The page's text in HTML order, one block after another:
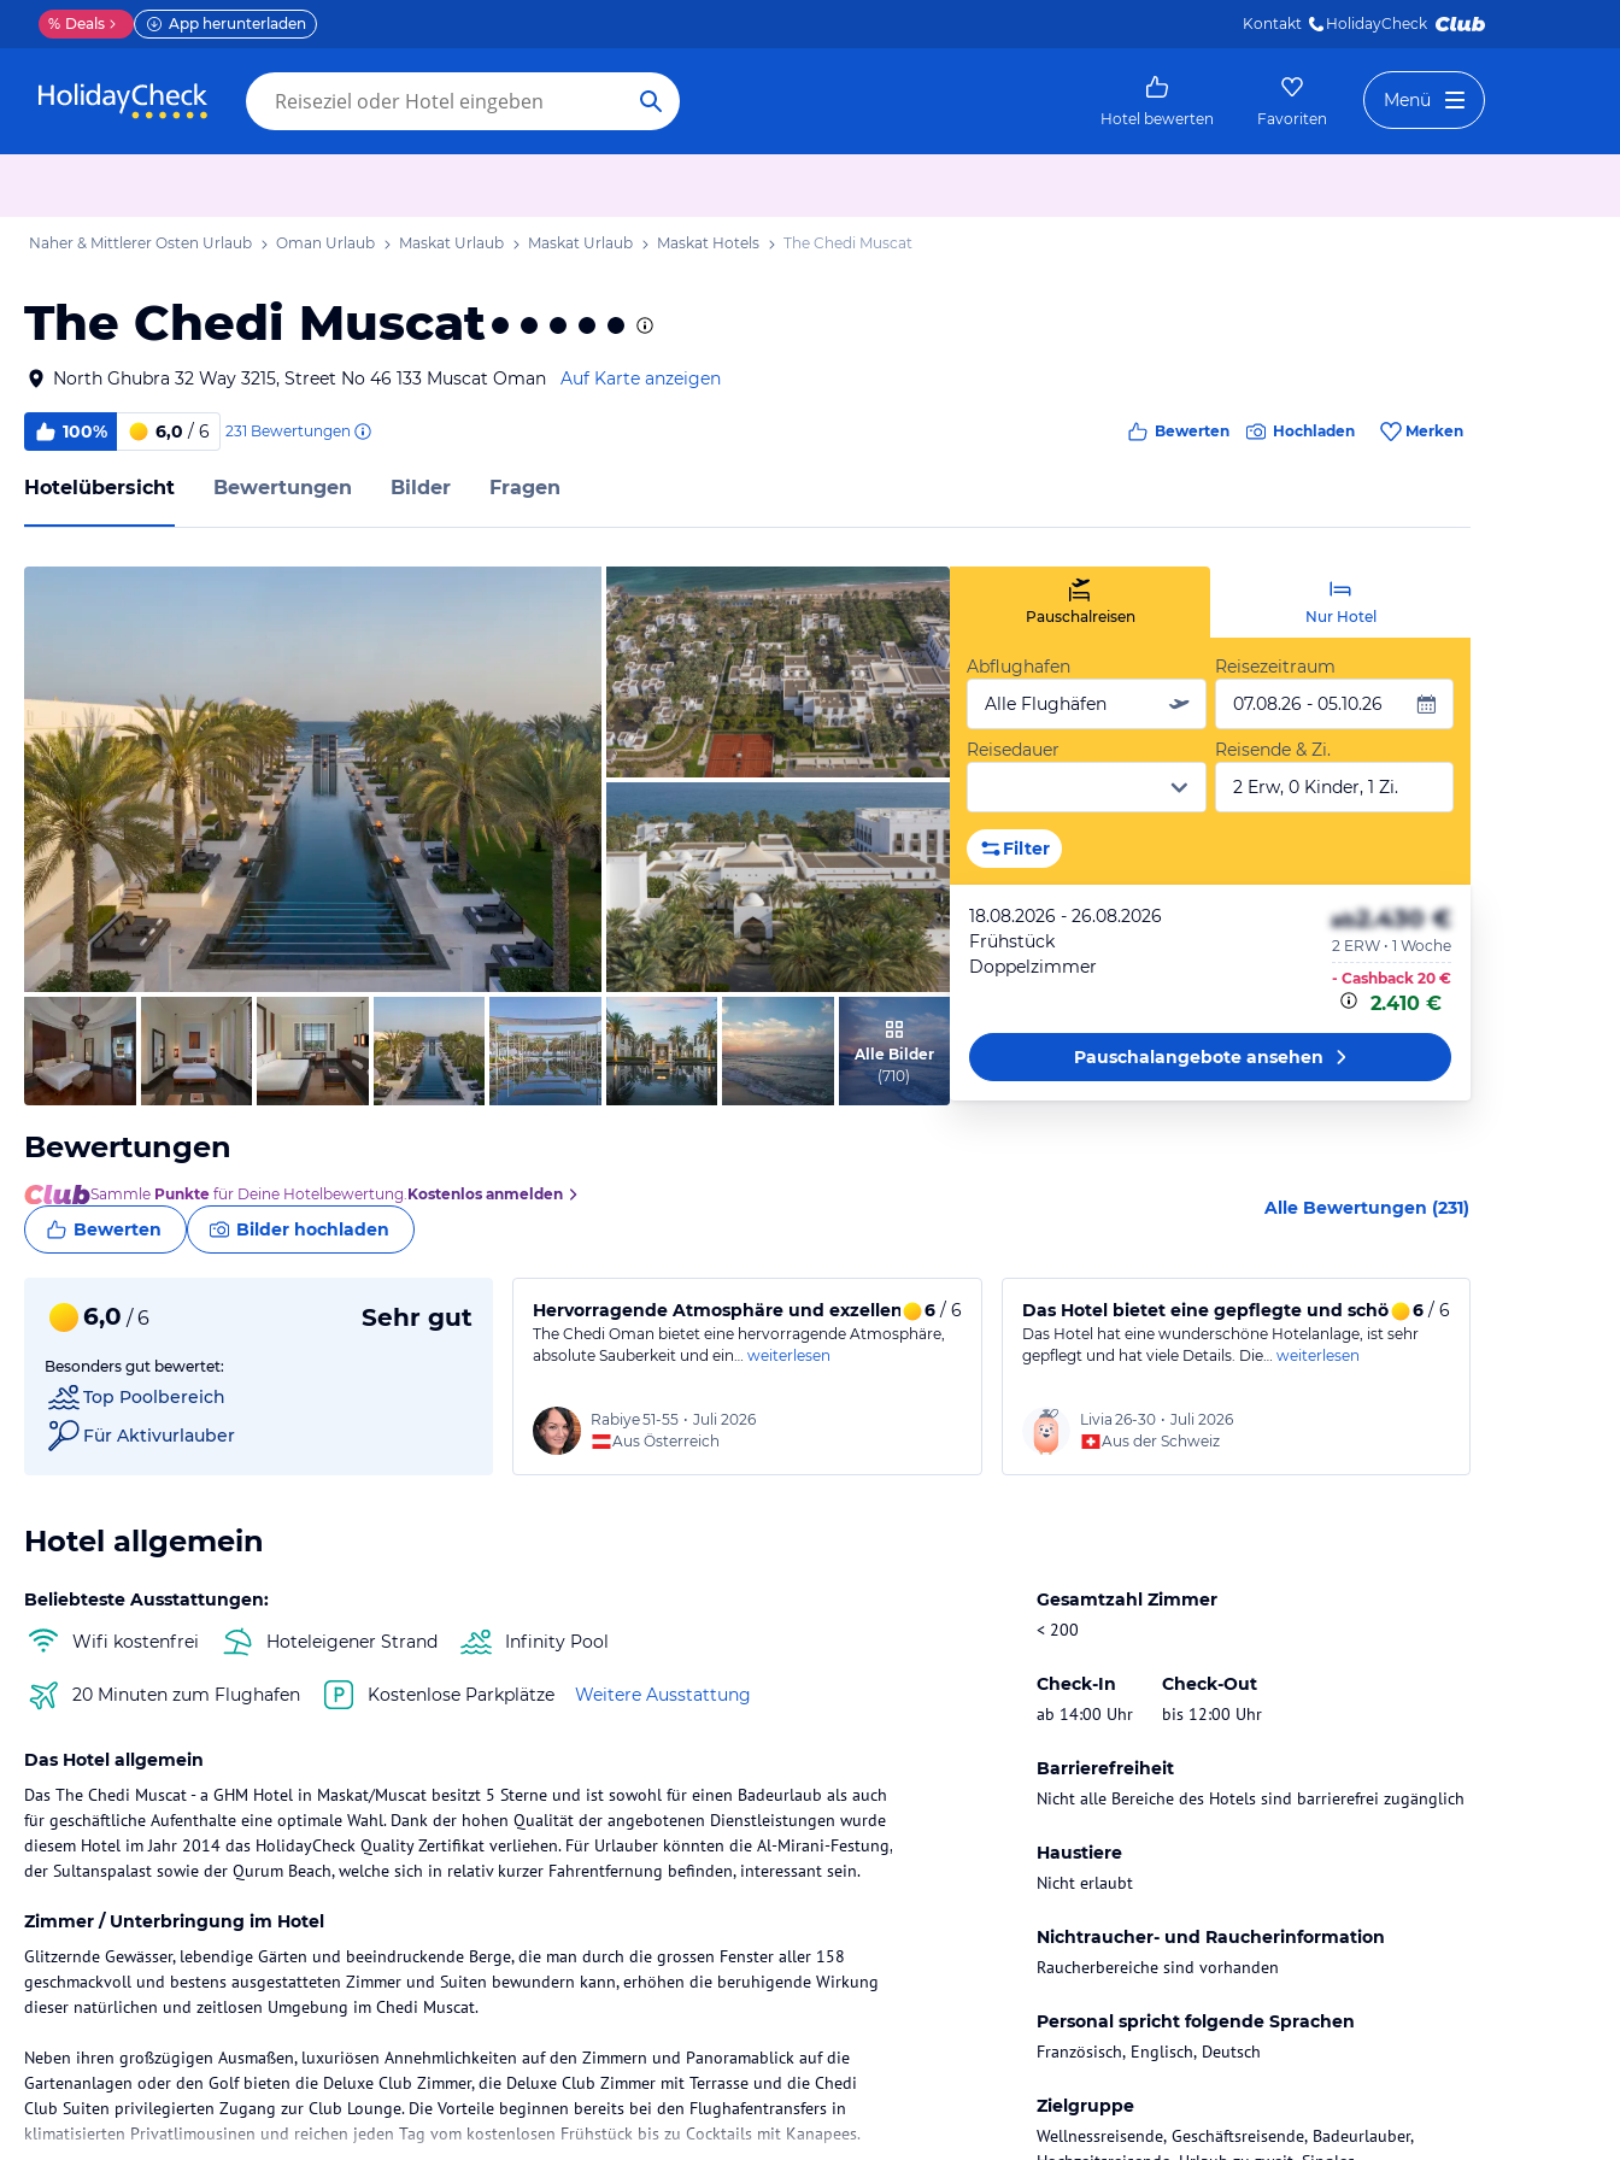
% Deals App herunterladen Kontakt HolidayCheck
Hotel bewerten Favoriten
Menü
Naher & Mittlerer Osten Urlaub Oman Urlaub Maskat Urlaub Maskat Urlaub Maskat Hotels The Chedi Muscat
The Chedi Muscat
North Ghubra 32 Way 3215, Street No 46 133 Muscat Oman Auf Karte anzeigen
100% 6,0 / 6 231 Bewertungen Bewerten Hochladen Merken
Hotelübersicht Bewertungen Bilder Fragen
vom Hotelier, März 2019
vom Hotelier, März 2019
vom Hotelier, März 2019
Alle Bilder
(710)
Pauschalreisen Nur Hotel
Abflughafen
Alle Flughäfen
Reisezeitraum
07.08.26 - 05.10.26
Reisedauer
Reisende & Zi.
2 Erw, 0 Kinder, 1 Zi.
Filter
18.08.2026 - 26.08.2026
Frühstück
Doppelzimmer
ab2.430 €
2 ERW • 1 Woche
- Cashback 20 €
2.410 €
Pauschalangeboteansehen
Bewertungen
Sammle Punkte für Deine Hotelbewertung.Kostenlos anmelden
Bewerten Bilder hochladen
Alle Bewertungen (231)
6,0 / 6 Sehr gut
Besonders gut bewertet:
Top Poolbereich
Für Aktivurlauber
Hervorragende Atmosphäre und exzellenter Service
6/ 6
The Chedi Oman bietet eine hervorragende Atmosphäre,
absolute Sauberkeit und ein… weiterlesen
Rabiye51-55 • Juli 2026
Aus Österreich
Das Hotel bietet eine gepflegte und schöne Umgebung
6/ 6
Das Hotel hat eine wunderschöne Hotelanlage, ist sehr
gepflegt und hat viele Details. Die… weiterlesen
Livia 26-30 • Juli 2026
Aus der Schweiz
Hotel allgemein
Beliebteste Ausstattungen:
Wifi kostenfrei
Hoteleigener Strand Infinity Pool
20 Minuten zum Flughafen Kostenlose Parkplätze Weitere Ausstattung
Gesamtzahl Zimmer
< 200
Check-In
ab 14:00 Uhr
Check-Out
bis 12:00 Uhr
Barrierefreiheit
Nicht alle Bereiche des Hotels sind barrierefrei zugänglich
Haustiere
Nicht erlaubt
Nichtraucher- und Raucherinformation
Raucherbereiche sind vorhanden
Personal spricht folgende Sprachen
Französisch, Englisch, Deutsch
Zielgruppe
Wellnessreisende, Geschäftsreisende, Badeurlauber,
Das Hotel allgemein
Das The Chedi Muscat - a GHM Hotel in Maskat/Muscat besitzt 5 Sterne und ist sowohl für einen Badeurlaub als auch
für geschäftliche Aufenthalte eine optimale Wahl. Dank der hohen Qualität der angebotenen Dienstleistungen wurde
diesem Hotel im Jahr 2014 das HolidayCheck Quality Zertifikat verliehen. Für Urlauber könnten die Al-Mirani-Festung,
der Sultanspalast sowie der Qurum Beach, welche sich in relativ kurzer Fahrentfernung befinden, interessant sein.
Zimmer / Unterbringung im Hotel
Glitzernde Gewässer, lebendige Gärten und beeindruckende Berge, die man durch die grossen Fenster aller 158
geschmackvoll und bestens ausgestatteten Zimmer und Suiten bewundern kann, erhöhen die beruhigende Wirkung
dieser natürlichen und zeitlosen Umgebung im Chedi Muscat.
Neben ihren großzügigen Ausmaßen, luxuriösen Annehmlichkeiten auf den Zimmern und Panoramablick auf die
Gartenanlagen oder den Golf bieten die Deluxe Club Zimmer, die Deluxe Club Zimmer mit Terrasse und die Chedi
Club Suiten privilegierten Zugang zur Club Lounge. Die Vorteile beginnen bereits bei den Flughafentransfers in
klimatisierten Privatlimousinen und reichen jeden Tag vom kostenlosen Frühstück bis zu Cocktails mit Kanapees.